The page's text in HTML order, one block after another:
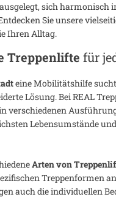
sich harmonisch
Sie unsere
Ihren Alltag.
Treppenlifte für
eine Mobilitätshilfe
Lösung. Bei REAL
verschiedenen
Lebensumstände
Arten von
Treppenformen
auch die individuellen